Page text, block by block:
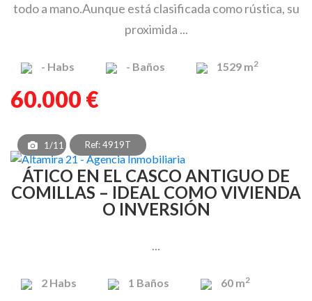
todo a mano.Aunque está clasificada como rústica, su
proximida ...
- Habs - Baños 1529 m2
60.000 €
1/11 Ref: 4919T
ÁTICO EN EL CASCO ANTIGUO DE
COMILLAS – IDEAL COMO VIVIENDA
O INVERSIÓN
...
2 Habs 1 Baños 60 m2